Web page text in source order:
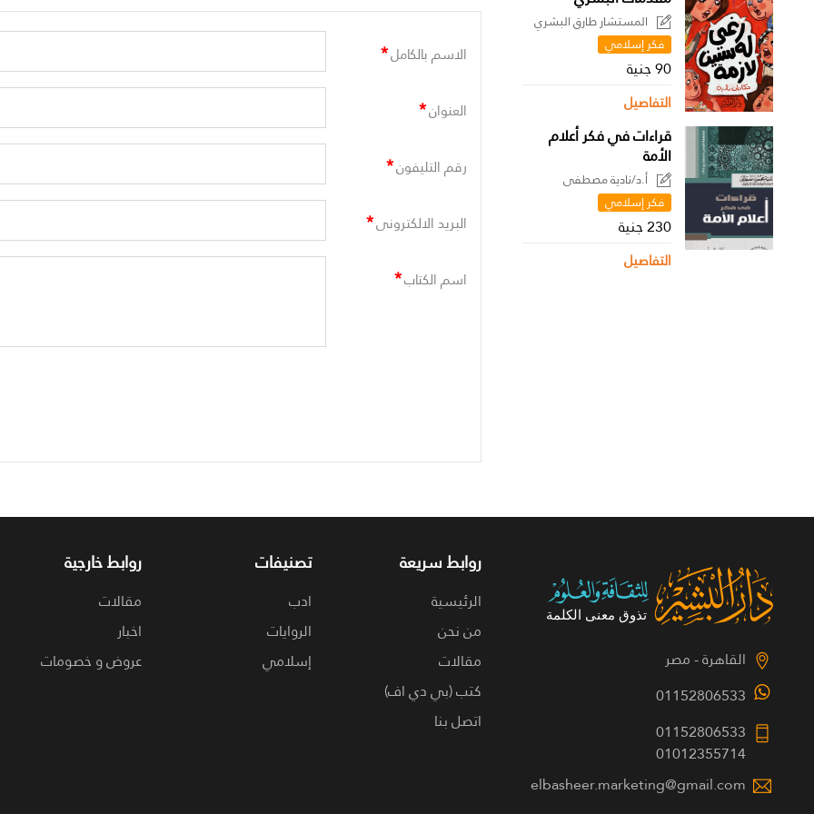
المستشار طارق البشري
فكر إسلامي
90 جنية
التفاصيل
قراءات في فكر أعلام
الأمة
أ.د/نادية مصطفى
فكر إسلامي
230 جنية
التفاصيل
الاسم بالكامل*
العنوان*
رقم التليفون*
البريد الالكترونى*
اسم الكتاب*
القاهرة - مصر
01152806533
01152806533
01012355714
elbasheer.marketing@gmail.com
روابط سريعة
الرئيسية
من نحن
مقالات
كتب (بي دي اف)
اتصل بنا
تصنيفات
ادب
الروايات
إسلامي
روابط خارجية
مقالات
اخبار
عروض و خصومات